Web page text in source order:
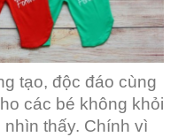
tạo, độc đáo cùng
các bé không khỏi
thấy. Chính vì